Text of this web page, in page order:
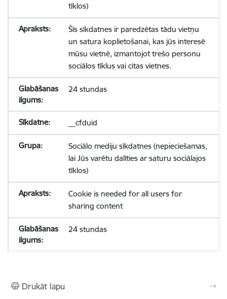
tīklos)
Šīs sīkdatnes ir paredzētas tādu vietņu
un satura koplietošanai, kas jūs interesē
mūsu vietnē, izmantojot trešo personu
sociālos tīklus vai citas vietnes.
24 stundas
__cfduid
Sociālo mediju sīkdatnes (nepieciešamas,
lai Jūs varētu dalīties ar saturu sociālajos
tīklos)
Cookie is needed for all users for
sharing content
24 stundas
Drukāt lapu